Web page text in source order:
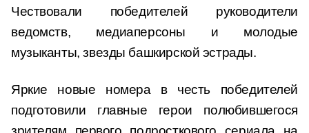
Чествовали победителей руководители
ведомств, медиаперсоны и молодые
музыканты, звезды башкирской эстрады.
Яркие новые номера в честь победителей
подготовили главные герои полюбившегося